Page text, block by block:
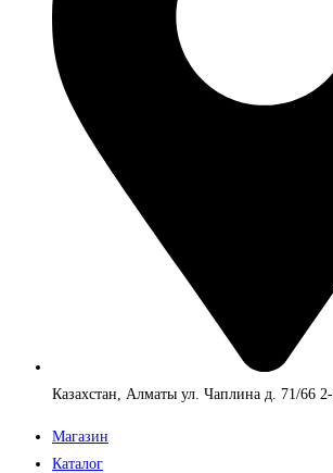
Казахстан, Алматы ул. Чаплина д. 71/66
Магазин
Каталог